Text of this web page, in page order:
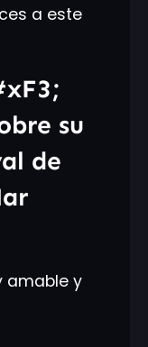
a este
su
de
amable y